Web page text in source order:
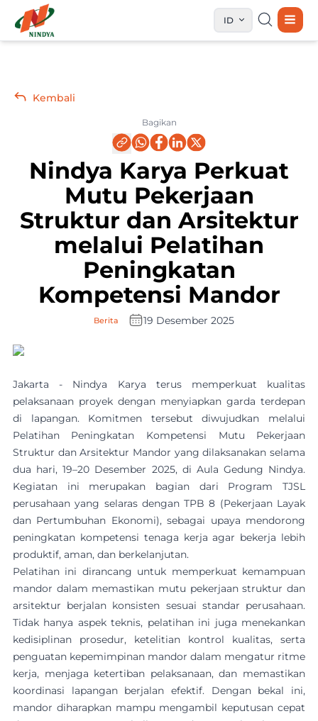
ID
Kembali
Bagikan
Nindya Karya Perkuat
Mutu Pekerjaan
Struktur dan Arsitektur
melalui Pelatihan
Peningkatan
Kompetensi Mandor
Berita 19 Desember 2025
Jakarta - Nindya Karya terus memperkuat kualitas
pelaksanaan proyek dengan menyiapkan garda terdepan
di lapangan. Komitmen tersebut diwujudkan melalui
Pelatihan Peningkatan Kompetensi Mutu Pekerjaan
Struktur dan Arsitektur Mandor yang dilaksanakan selama
dua hari, 19–20 Desember 2025, di Aula Gedung Nindya.
Kegiatan ini merupakan bagian dari Program TJSL
perusahaan yang selaras dengan TPB 8 (Pekerjaan Layak
dan Pertumbuhan Ekonomi), sebagai upaya mendorong
peningkatan kompetensi tenaga kerja agar bekerja lebih
produktif, aman, dan berkelanjutan.
Pelatihan ini dirancang untuk memperkuat kemampuan
mandor dalam memastikan mutu pekerjaan struktur dan
arsitektur berjalan konsisten sesuai standar perusahaan.
Tidak hanya aspek teknis, pelatihan ini juga menekankan
kedisiplinan prosedur, ketelitian kontrol kualitas, serta
penguatan kepemimpinan mandor dalam mengatur ritme
kerja, menjaga ketertiban pelaksanaan, dan memastikan
koordinasi lapangan berjalan efektif. Dengan bekal ini,
mandor diharapkan mampu mengambil keputusan cepat